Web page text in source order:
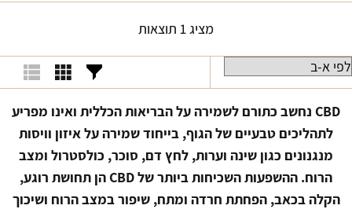
מציג 1 תוצאות
CBD נחשב כתורם לשמירה על הבריאות הכללית ואינו מפריע
לתהליכים טבעיים של הגוף, בייחוד שמירה על איזון וויסות
מנגנונים כגון שינה וערות, לחץ דם, סוכר, כולסטרול ומצב
הרוח.
ההשפעות השכיחות ביותר של CBD הן תחושת רוגע,
הקלה בכאב, הפחתת חרדה ומתח, שיפור במצב הרוח ושיכוך